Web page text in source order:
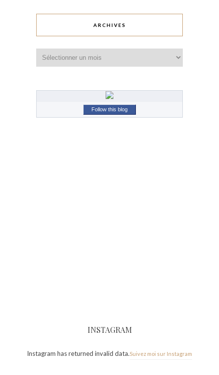
ARCHIVES
Follow this blog
INSTAGRAM
Instagram has returned invalid data.Suivez moi sur Instagram